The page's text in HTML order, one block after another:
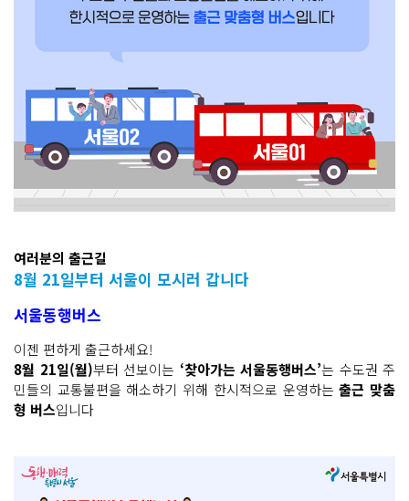
여러분의 출근길
8월 21일부터 서울이 모시러 갑니다
서울동행버스
이젠 편하게 출근하세요!
8월 21일(월)부터 선보이는 ‘찾아가는 서울동행버스’는 수도권 주
민들의 교통불편을 해소하기 위해 한시적으로 운영하는출근 맞춤
형 버스입니다